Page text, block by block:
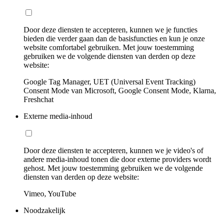
Door deze diensten te accepteren, kunnen we je functies
bieden die verder gaan dan de basisfuncties en kun je onze
website comfortabel gebruiken. Met jouw toestemming
gebruiken we de volgende diensten van derden op deze
website:
Google Tag Manager, UET (Universal Event Tracking)
Consent Mode van Microsoft, Google Consent Mode, Klarna,
Freshchat
Externe media-inhoud
Door deze diensten te accepteren, kunnen we je video's of
andere media-inhoud tonen die door externe providers wordt
gehost. Met jouw toestemming gebruiken we de volgende
diensten van derden op deze website:
Vimeo, YouTube
Noodzakelijk